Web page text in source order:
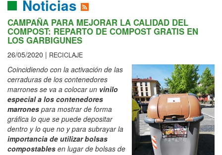
Noticias
CAMPAÑA PARA MEJORAR LA CALIDAD DEL
COMPOST: REPARTO DE COMPOST GRATIS EN
LOS GARBIGUNES
26/05/2020 | RECICLAJE
Coincidiendo con la activación de las
cerraduras de los contenedores
marrones se va a colocar un vinilo
especial a los contenedores
marrones para mostrar de forma
gráfica lo que se puede depositar
dentro y lo que no y para subrayar la
importancia de utilizar bolsas
compostables en lugar de bolsas de